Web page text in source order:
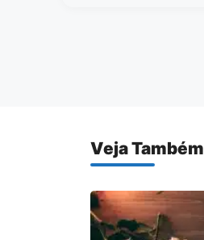
Veja Também